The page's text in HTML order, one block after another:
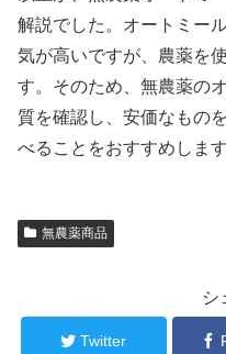
解説でした。オートミー
気が高いですが、農薬を
す。そのため、無農薬の
質を確認し、安価なもの
べることをおすすめします
無農薬商品
シ
Twitter